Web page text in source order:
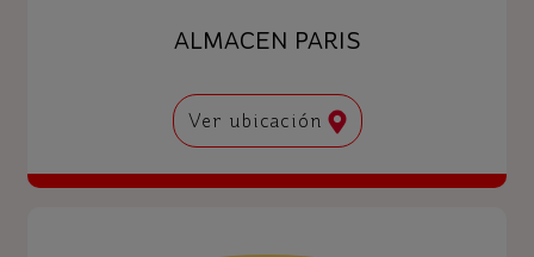
ALMACEN PARIS
Ver ubicación